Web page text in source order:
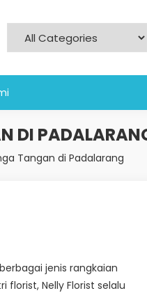
DI
Tangan di Padalarang
jenis rangkaian
Nelly Florist selalu